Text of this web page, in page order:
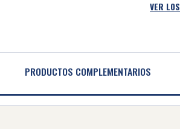
VER LOS
PRODUCTOS COMPLEMENTARIOS